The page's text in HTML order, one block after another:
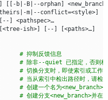
-b| -B| --orphan]
-m| --conflict=<style>]
--
<pathspec>…​
<tree-ish>] -- <paths>…​]
# 抑制反馈信息
# 除非--quiet 已指定，否则标
# 切换分支时，即使索引或工作
# 当从索引中检出路径时，请
# 创建一个名为
# 创建分支<new_branch>并